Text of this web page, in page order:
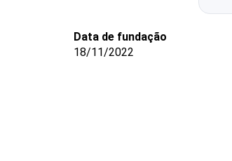
Data de fundação
18/11/2022